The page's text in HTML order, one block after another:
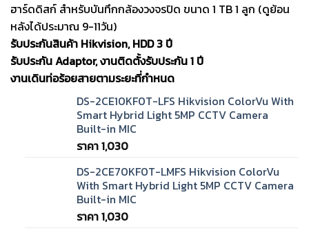
ฮาร์ดดิสก์ สำหรับบันทึกกล้องวงจรปิด ขนาด 1 TB 1 ลูก (ดูย้อน
หลังได้ประมาณ 9-11วัน)
รับประกันสินค้า Hikvision, HDD 3 ปี
รับประกัน Adaptor, งานติดตั้งรับประกัน 1 ปี
งานเดินท่อร้อยสายตามระยะที่กำหนด
DS-2CE10KF0T-LFS Hikvision ColorVu With
Smart Hybrid Light 5MP CCTV Camera
Built-in MIC
ราคา1,030
DS-2CE70KF0T-LMFS Hikvision ColorVu
With Smart Hybrid Light 5MP CCTV Camera
Built-in MIC
ราคา1,030